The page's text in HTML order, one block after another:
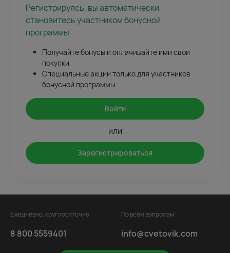
Регистрируясь, вы автоматически
становитесь участником бонусной
программы
Получайте бонусы и оплачивайте ими свои
покупки
Специальные акции только для участников
бонусной программы
Войти
или
Зарегистрироваться
Ежедневно, круглосуточно
8 800 5559401
По всем вопросам
info@cvetovik.com